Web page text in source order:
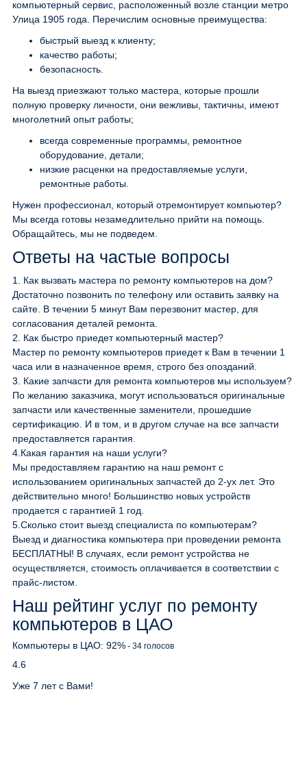
компьютерный сервис, расположенный возле станции метро
Улица 1905 года. Перечислим основные преимущества:
быстрый выезд к клиенту;
качество работы;
безопасность.
На выезд приезжают только мастера, которые прошли
полную проверку личности, они вежливы, тактичны, имеют
многолетний опыт работы;
всегда современные программы, ремонтное
оборудование, детали;
низкие расценки на предоставляемые услуги,
ремонтные работы.
Нужен профессионал, который отремонтирует компьютер?
Мы всегда готовы незамедлительно прийти на помощь.
Обращайтесь, мы не подведем.
Ответы на частые вопросы
1.
Как вызвать мастера по ремонту компьютеров на дом?
Достаточно позвонить по телефону или оставить заявку на
сайте. В течении 5 минут Вам перезвонит мастер, для
согласования деталей ремонта.
2.
Как быстро приедет компьютерный мастер?
Мастер по ремонту компьютеров приедет к Вам в течении 1
часа или в назначенное время, строго без опозданий.
3.
Какие запчасти для ремонта компьютеров мы используем?
По желанию заказчика, могут использоваться оригинальные
запчасти или качественные заменители, прошедшие
сертификацию. И в том, и в другом случае на все запчасти
предоставляется гарантия.
4. Какая гарантия на наши услуги?
Мы предоставляем гарантию на наш ремонт с
использованием оригинальных запчастей до 2-ух лет. Это
действительно много! Большинство новых устройств
продается с гарантией 1 год.
5. Сколько стоит выезд специалиста по компьютерам?
Выезд и диагностика компьютера при проведении ремонта
БЕСПЛАТНЫ! В случаях, если ремонт устройства не
осуществляется, стоимость оплачивается в соответствии с
прайс-листом.
Наш рейтинг услуг по ремонту
компьютеров в ЦАО
Компьютеры в ЦАО: 92% - 34 голосов
4.6
Уже 7 лет с Вами!